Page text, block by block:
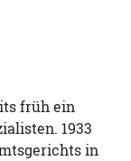
früh ein
1933
in